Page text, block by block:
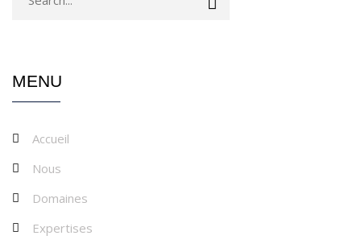
MENU
Accueil
Nous
Domaines
Expertises